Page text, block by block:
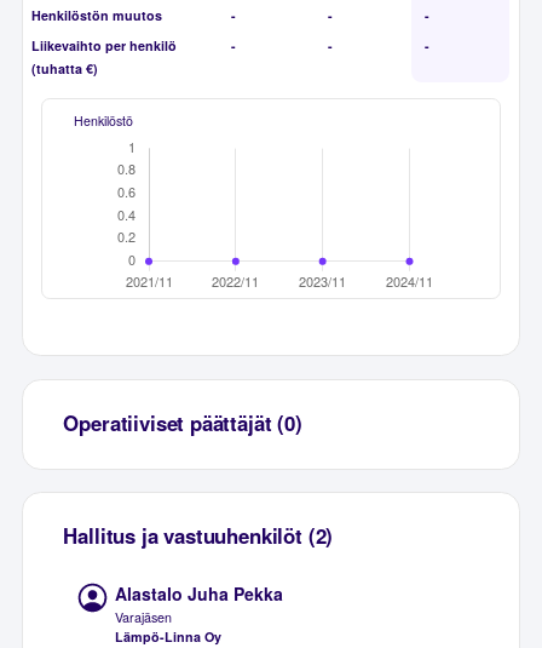
Henkilöstön muutos
- -
-
Liikevaihto per henkilö
(tuhatta €)
- - -
Henkilöstö
Operatiiviset päättäjät (0)
Hallitus ja vastuuhenkilöt (2)
Alastalo Juha Pekka
Varajäsen
Lämpö-Linna Oy